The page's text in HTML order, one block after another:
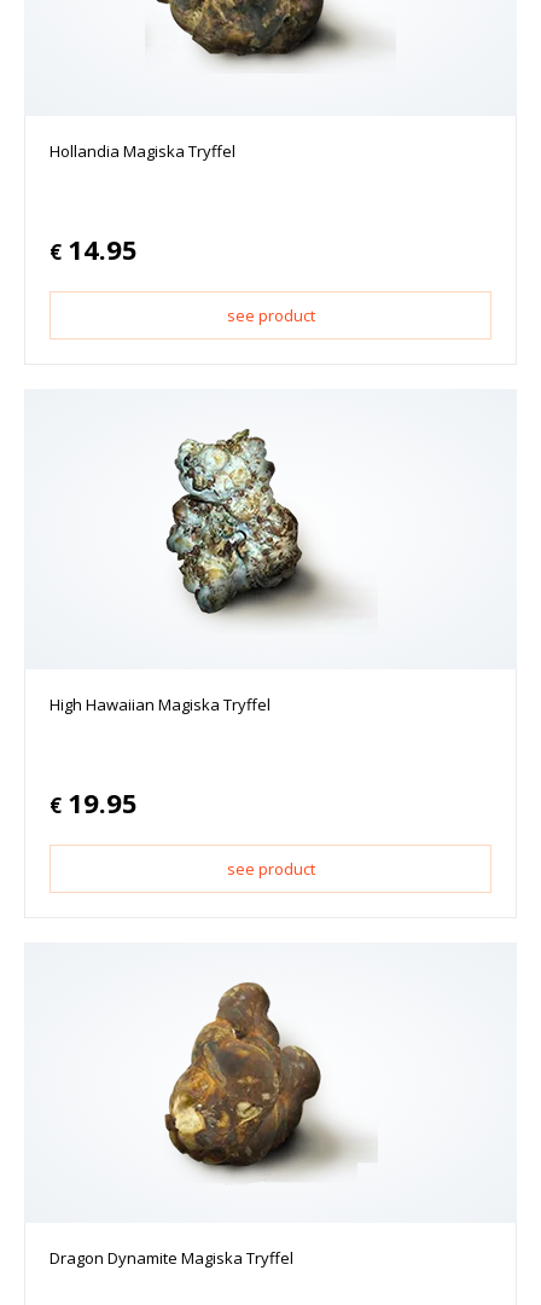
Hollandia Magiska Tryffel
€ 14.95
see product
High Hawaiian Magiska Tryffel
€ 19.95
see product
Dragon Dynamite Magiska Tryffel